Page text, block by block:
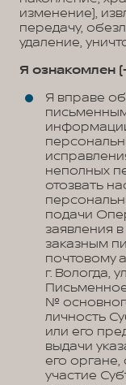
изменение),
передачу,
удаление,
Я ознакомлен
Я вправе
неполных
отозвать
подачи
заявления
заказным
почтовому
г. Вологда,
№
личность
или его
выдачи
его
участие